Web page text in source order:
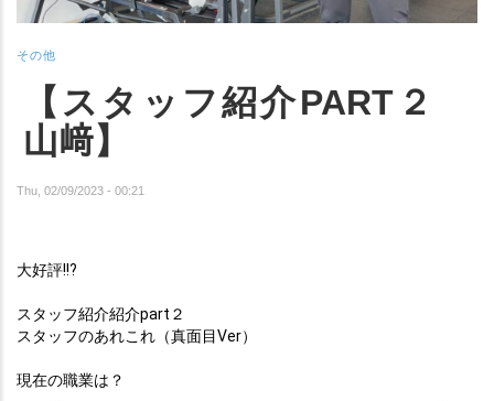
その他
【スタッフ紹介PART２
山﨑】
Thu, 02/09/2023 - 00:21
大好評!!?
スタッフ紹介紹介part２
スタッフのあれこれ（真面目Ver）
現在の職業は？